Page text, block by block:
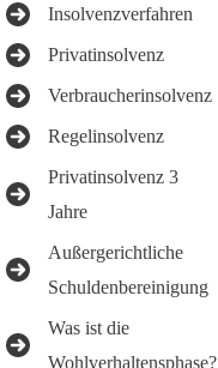
Insolvenzverfahren
Privatinsolvenz
Verbraucherinsolvenz
Regelinsolvenz
Privatinsolvenz 3
Jahre
Außergerichtliche
Schuldenbereinigung
Was ist die
Wohlverhaltensphase?